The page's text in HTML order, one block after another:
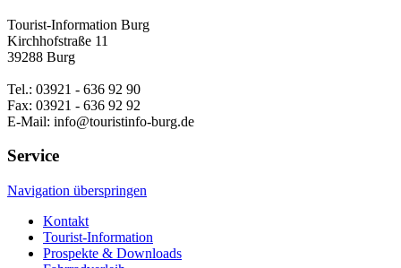
Tourist-Information Burg
Kirchhofstraße 11
39288 Burg
Tel.: 03921 - 636 92 90
Fax: 03921 - 636 92 92
E-Mail: info@touristinfo-burg.de
Service
Navigation überspringen
Kontakt
Tourist-Information
Prospekte & Downloads